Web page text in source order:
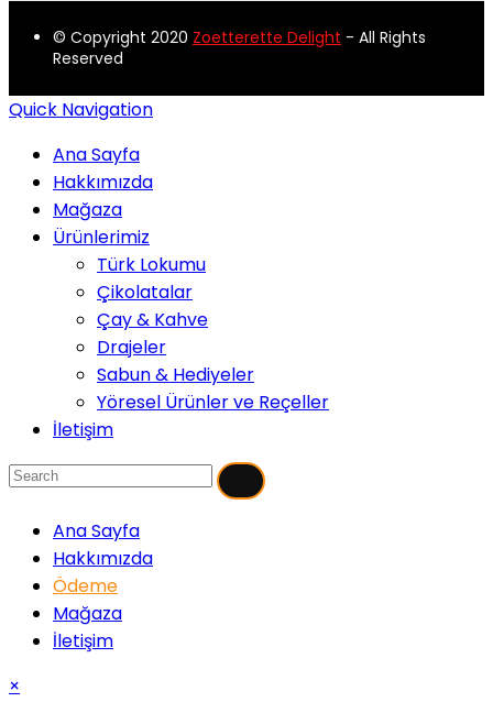
© Copyright 2020 Zoetterette Delight - All Rights
Reserved
Quick Navigation
Ana Sayfa
Hakkımızda
Mağaza
Ürünlerimiz
Türk Lokumu
Çikolatalar
Çay & Kahve
Drajeler
Sabun & Hediyeler
Yöresel Ürünler ve Reçeller
İletişim
Ana Sayfa
Hakkımızda
Ödeme
Mağaza
İletişim
×